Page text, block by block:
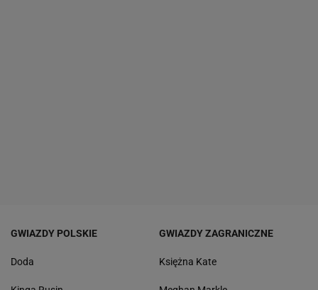
GWIAZDY POLSKIE
Doda
GWIAZDY ZAGRANICZNE
Księżna Kate